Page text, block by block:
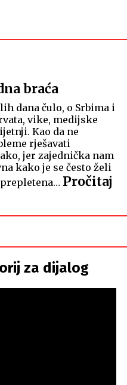
braća
dana čulo, o Srbima i
vike, medijske
Kao da ne
rješavati
jer zajednička nam
kako je se često želi
Pročitaj
za dijalog